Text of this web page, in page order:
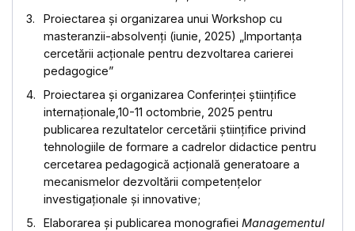
Proiectarea și organizarea unui Workshop cu
masteranzii-absolvenți (iunie, 2025) „Importanța
cercetării acționale pentru dezvoltarea carierei
pedagogice”
Proiectarea și organizarea Conferinței științifice
internaționale,10-11 octombrie, 2025 pentru
publicarea rezultatelor cercetării știinţifice privind
tehnologiile de formare a cadrelor didactice pentru
cercetarea pedagogică acțională generatoare a
mecanismelor dezvoltării competențelor
investigaționale și innovative;
Elaborarea și publicarea monografiei Managementul